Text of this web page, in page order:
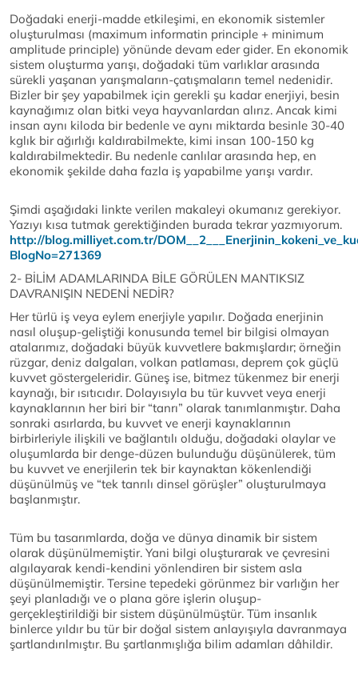
Doğadaki enerji-madde etkileşimi, en ekonomik sistemler
oluşturulması (maximum informatin principle + minimum
amplitude principle) yönünde devam eder gider. En ekonomik
sistem oluşturma yarışı, doğadaki tüm varlıklar arasında
sürekli yaşanan yarışmaların-çatışmaların temel nedenidir.
Bizler bir şey yapabilmek için gerekli şu kadar enerjiyi, besin
kaynağımız olan bitki veya hayvanlardan alırız. Ancak kimi
insan aynı kiloda bir bedenle ve aynı miktarda besinle 30-40
kglık bir ağırlığı kaldırabilmekte, kimi insan 100-150 kg
kaldırabilmektedir. Bu nedenle canlılar arasında hep, en
ekonomik şekilde daha fazla iş yapabilme yarışı vardır.
Şimdi aşağıdaki linkte verilen makaleyi okumanız gerekiyor.
Yazıyı kısa tutmak gerektiğinden burada tekrar yazmıyorum.
http://blog.milliyet.com.tr/
BlogNo=271369
2- BİLİM ADAMLARINDA BİLE GÖRÜLEN MANTIKSIZ
DAVRANIŞIN NEDENİ NEDİR?
Her türlü iş veya eylem enerjiyle yapılır. Doğada enerjinin
nasıl oluşup-geliştiği konusunda temel bir bilgisi olmayan
atalarımız, doğadaki büyük kuvvetlere bakmışlardır; örneğin
rüzgar, deniz dalgaları, volkan patlaması, deprem çok güçlü
kuvvet göstergeleridir. Güneş ise, bitmez tükenmez bir enerji
kaynağı, bir ısıtıcıdır. Dolayısıyla bu tür kuvvet veya enerji
kaynaklarının her biri bir “tanrı” olarak tanımlanmıştır. Daha
sonraki asırlarda, bu kuvvet ve enerji kaynaklarının
birbirleriyle ilişkili ve bağlantılı olduğu, doğadaki olaylar ve
oluşumlarda bir denge-düzen bulunduğu düşünülerek, tüm
bu kuvvet ve enerjilerin tek bir kaynaktan kökenlendiği
düşünülmüş ve “tek tanrılı dinsel görüşler” oluşturulmaya
başlanmıştır.
Tüm bu tasarımlarda, doğa ve dünya dinamik bir sistem
olarak düşünülmemiştir. Yani bilgi oluşturarak ve çevresini
algılayarak kendi-kendini yönlendiren bir sistem asla
düşünülmemiştir. Tersine tepedeki görünmez bir varlığın her
şeyi planladığı ve o plana göre işlerin oluşup-
gerçekleştirildiği bir sistem düşünülmüştür. Tüm insanlık
binlerce yıldır bu tür bir doğal sistem anlayışıyla davranmaya
şartlandırılmıştır. Bu şartlanmışlığa bilim adamları dâhildir.